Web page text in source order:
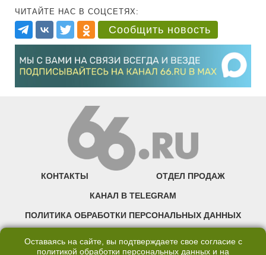
ЧИТАЙТЕ НАС В СОЦСЕТЯХ:
Сообщить новость
КОНТАКТЫ ОТДЕЛ ПРОДАЖ
КАНАЛ В TELEGRAM
ПОЛИТИКА ОБРАБОТКИ ПЕРСОНАЛЬНЫХ ДАННЫХ
Оставаясь на сайте, вы подтверждаете свое согласие с
политикой обработки персональных данных и на